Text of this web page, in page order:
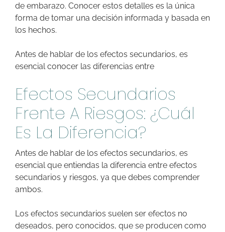
de embarazo. Conocer estos detalles es la única
forma de tomar una decisión informada y basada en
los hechos.
Antes de hablar de los efectos secundarios, es
esencial conocer las diferencias entre
Efectos Secundarios
Frente A Riesgos: ¿Cuál
Es La Diferencia?
Antes de hablar de los efectos secundarios, es
esencial que entiendas la diferencia entre efectos
secundarios y riesgos, ya que debes comprender
ambos.
Los efectos secundarios suelen ser efectos no
deseados, pero conocidos, que se producen como